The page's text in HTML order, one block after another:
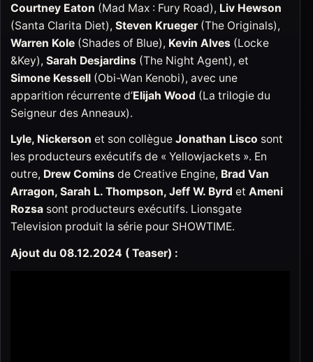
Courtney Eaton (Mad Max : Fury Road), Liv Hewson
(Santa Clarita Diet), Steven Krueger(The Originals),
Warren Kole (Shades of Blue), Kevin Alves (Locke
&Key), Sarah Desjardins (The Night Agent), et
Simone Kessell (Obi-Wan Kenobi), avec une
apparition récurrente d’Elijah Wood (La trilogie du
Seigneur des Anneaux).
Lyle, Nickerson et son collègue Jonathan Lisco sont
les producteurs exécutifs de « Yellowjackets ». En
outre, Drew Comins de Creative Engine, Brad Van
Arragon, Sarah L. Thompson, Jeff W. Byrd et Ameni
Rozsa sont producteurs exécutifs. Lionsgate
Television produit la série pour SHOWTIME.
Ajout du 08.12.2024 ( Teaser) :